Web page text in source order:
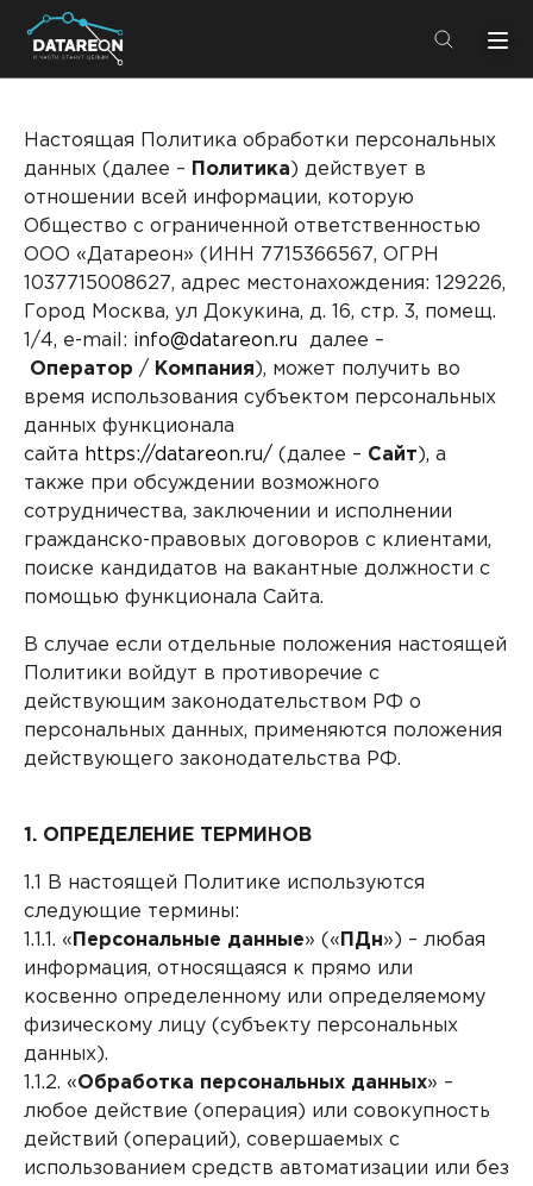
info@datareon.ru
Компания
Решения
Партнеры
Центр экспертизы
Пресс-центр
Импортозамещение
Компания
О компании
Карьера
Контакты
Клиенты и проекты
Решения
DATAREON Platform
DATAREON ESB
Пресс-центр
Анонсы мероприятий
Услуги
Образовательный марафон: ваш рывок к новым
знаниям
Учебные курсы DATAREON
Сертификация
Старт с Вендором
Партнеры
Партнерство с DATAREON
Центр экспертизы
Документация
Вебинары
Настоящая Политика обработки персональных
данных (далее –
Политика ) действует в
отношении всей информации, которую
Общество с ограниченной ответственностью
ООО «Датареон» (ИНН 7715366567, ОГРН
1037715008627, адрес местонахождения: 129226,
Город Москва, ул Докукина, д. 16, стр. 3, помещ.
1/4, e-mail: info@datareon.ru далее –
Оператор / Компания ), может получить во
время использования субъектом персональных
данных функционала
сайта https://datareon.ru/ (далее – Сайт ), а
также при обсуждении возможного
сотрудничества, заключении и исполнении
гражданско-правовых договоров с клиентами,
поиске кандидатов на вакантные должности с
помощью функционала Сайта.
В случае если отдельные положения настоящей
Политики войдут в противоречие с
действующим законодательством РФ о
персональных данных, применяются положения
действующего законодательства РФ.
1. ОПРЕДЕЛЕНИЕ ТЕРМИНОВ
1.1 В настоящей Политике используются
следующие термины:
1.1.1. « Персональные данные» (« ПДн») – любая
информация, относящаяся к прямо или
косвенно определенному или определяемому
физическому лицу (субъекту персональных
данных).
1.1.2. «Обработка персональных данных» –
любое действие (операция) или совокупность
действий (операций), совершаемых с
использованием средств автоматизации или без